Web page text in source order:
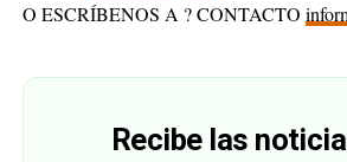
O ESCRÍBENOS A ? CONTACTO
Recibe las